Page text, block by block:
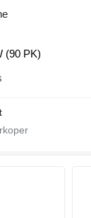
(90 PK)